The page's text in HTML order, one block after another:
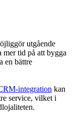
utgående
mer tid på att bygga
en bättre
integration kan
service, vilket i